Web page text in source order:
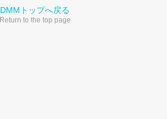
DMMトップへ戻る
Return to the top page